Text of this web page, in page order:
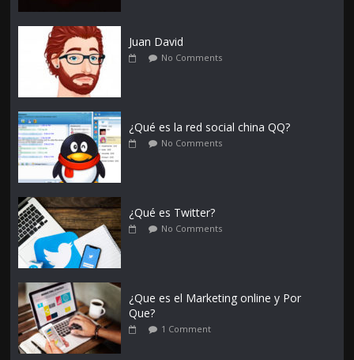
Juan David
No Comments
¿Qué es la red social china QQ?
No Comments
¿Qué es Twitter?
No Comments
¿Que es el Marketing online y Por
Que?
1 Comment